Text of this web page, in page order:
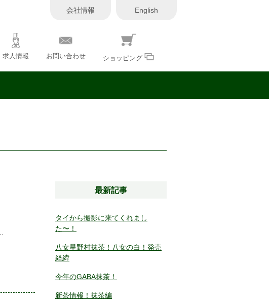
会社情報 English
求人情報 お問い合わせ ショッピング
最新記事
タイから撮影に来てくれまし
た〜！
八女星野村抹茶！八女の白！発売
経緯
今年のGABA抹茶！
新茶情報！抹茶編